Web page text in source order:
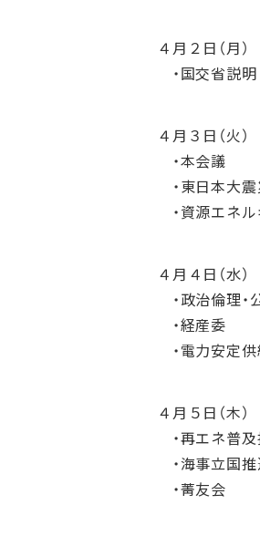
４月２日（月）
・国交省説明
４月３日（火）
・本会議
・東日本大
・資源エネ
４月４日（水）
・政治倫理
・経産委
・電力安定
４月５日（木）
・再エネ普
・海事立国
・菁友会